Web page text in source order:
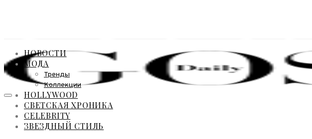
НОВОСТИ
МОДА
Тренды
Коллекции
HOLLYWOOD
СВЕТСКАЯ ХРОНИКА
CELEBRITY
ЗВЕЗДНЫЙ СТИЛЬ